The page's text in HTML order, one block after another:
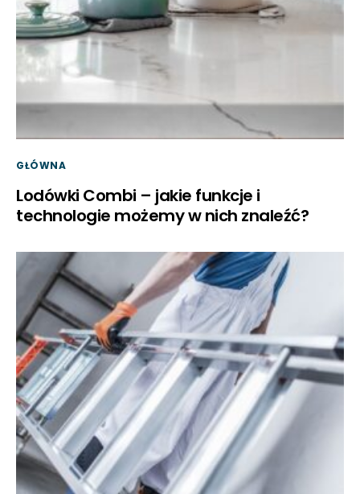
GŁÓWNA
Lodówki Combi – jakie funkcje i
technologie możemy w nich znaleźć?